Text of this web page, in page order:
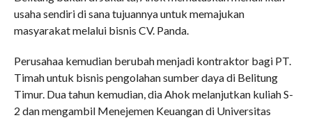
usaha sendiri di sana tujuannya untuk memajukan
masyarakat melalui bisnis CV. Panda.
Perusahaa kemudian berubah menjadi kontraktor bagi PT.
Timah untuk bisnis pengolahan sumber daya di Belitung
Timur. Dua tahun kemudian, dia Ahok melanjutkan kuliah S-
2 dan mengambil Menejemen Keuangan di Universitas